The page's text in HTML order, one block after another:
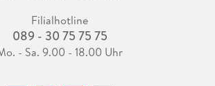
Filialhotline
089 - 30 75 75 75
- Sa. 9.00 - 18.00 Uhr